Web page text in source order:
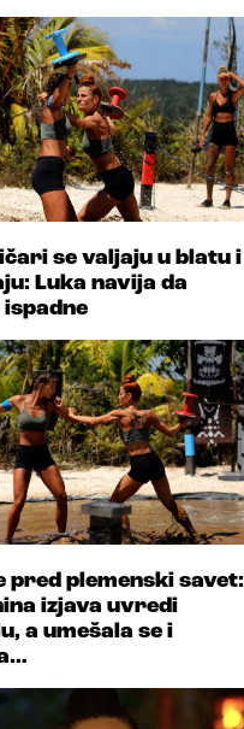
se valjaju u blatu i
Luka navija da
ispadne
pred plemenski savet:
izjava uvredi
a umešala se i